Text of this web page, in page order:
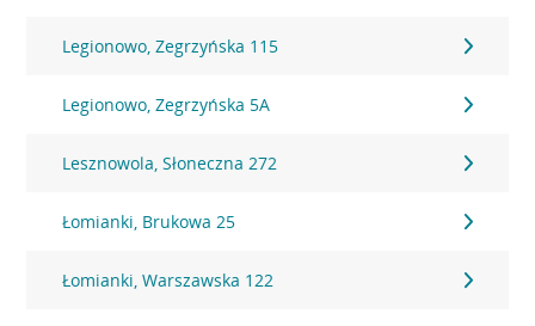
Legionowo, Zegrzyńska 115
Legionowo, Zegrzyńska 5A
Lesznowola, Słoneczna 272
Łomianki, Brukowa 25
Łomianki, Warszawska 122